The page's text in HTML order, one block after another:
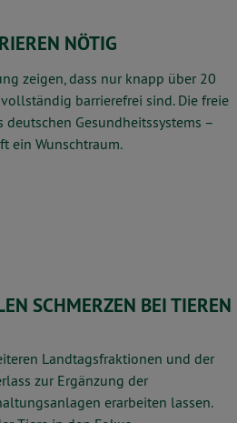
NÖTIG
zeigen, dass nur knapp über 20
barrierefrei sind. Die freie
Gesundheitssystems –
ein Wunschtraum.
SCHMERZEN BEI TIEREN
Landtagsfraktionen und der
zur Ergänzung der
erarbeiten lassen.